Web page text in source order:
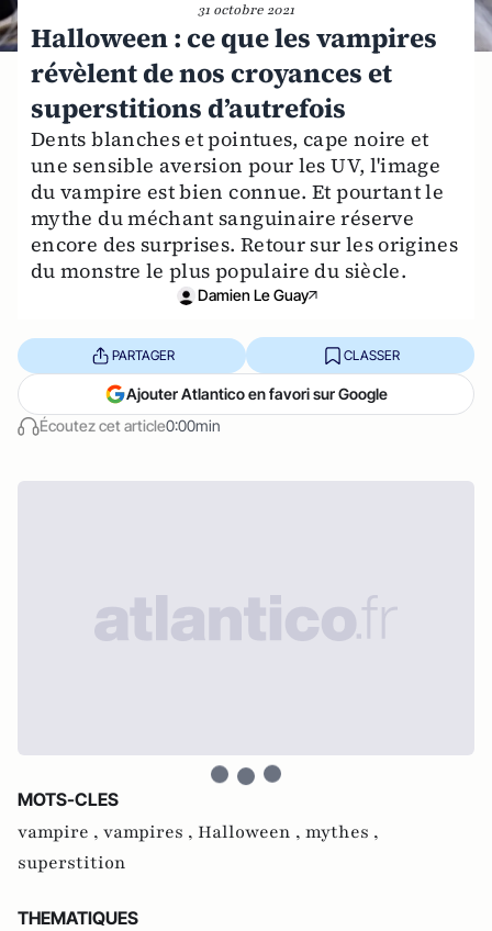
31 octobre 2021
Halloween : ce que les vampires
révèlent de nos croyances et
superstitions d’autrefois
Dents blanches et pointues, cape noire et
une sensible aversion pour les UV, l'image
du vampire est bien connue. Et pourtant le
mythe du méchant sanguinaire réserve
encore des surprises. Retour sur les origines
du monstre le plus populaire du siècle.
Damien Le Guay
Écoutez cet article0:00min
PARTAGER CLASSER
Ajouter Atlantico en favori sur Google
MOTS-CLES
vampire , vampires , Halloween , mythes ,
superstition
THEMATIQUES